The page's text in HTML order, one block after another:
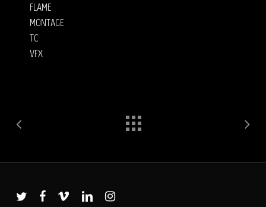
FLAME
MONTAGE
TC
VFX
twitter facebook vimeo linkedin instagram